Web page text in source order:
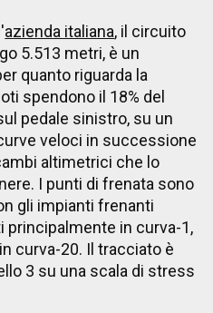
azienda italiana, il circuito
5.513 metri, è un
quanto riguarda la
spendono il 18% del
pedale sinistro, su un
veloci in successione
altimetrici che lo
I punti di frenata sono
gli impianti frenanti
in curva-1,
curva-20. Il tracciato è
3 su una scala di stress